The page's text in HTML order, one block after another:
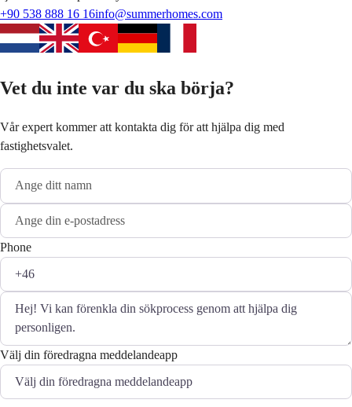
+90 538 888 16 16info@summerhomes.com
Vet du inte var du ska börja?
Vår expert kommer att kontakta dig för att hjälpa dig med
fastighetsvalet.
Phone
Välj din föredragna meddelandeapp